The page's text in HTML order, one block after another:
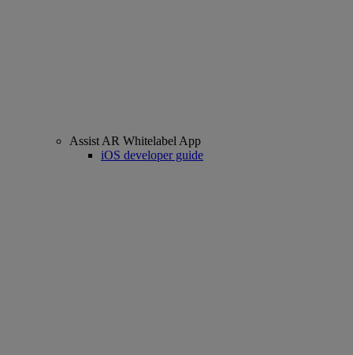
Assist AR Whitelabel App
iOS developer guide